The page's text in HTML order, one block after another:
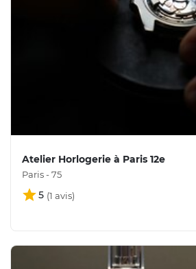
Atelier Horlogerie à Paris 12e
Paris - 75
5